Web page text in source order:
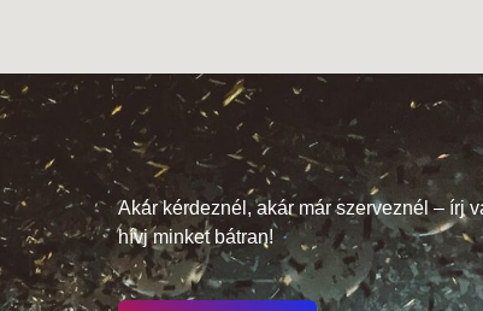
Akár kérdeznél, akár már szerveznél – írj
hívj minket bátran!